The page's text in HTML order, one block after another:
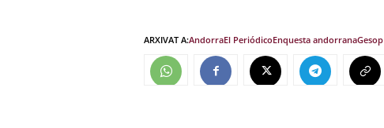
ARXIVAT A:AndorraEl PeriódicoEnquesta andorranaGesop